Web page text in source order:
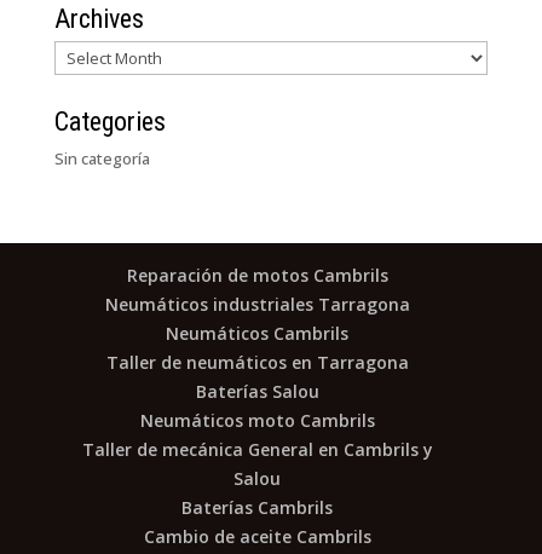
Archives
Archives
Categories
Sin categoría
Reparación de motos Cambrils
Neumáticos industriales Tarragona
Neumáticos Cambrils
Taller de neumáticos en Tarragona
Baterías Salou
Neumáticos moto Cambrils
Taller de mecánica General en Cambrils y
Salou
Baterías Cambrils
Cambio de aceite Cambrils